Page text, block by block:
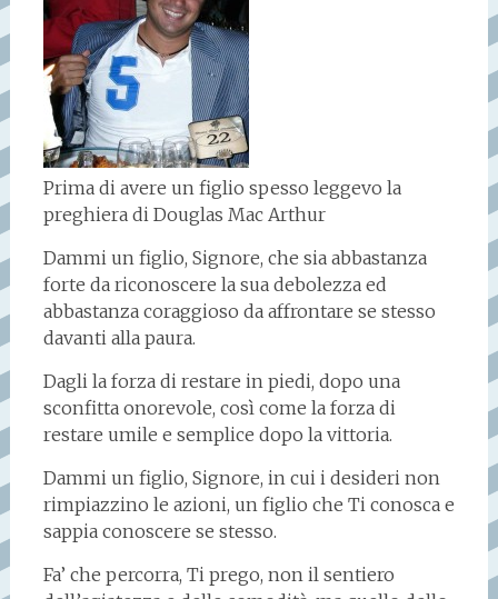
Prima di avere un figlio spesso leggevo la
preghiera di Douglas Mac Arthur
Dammi un figlio, Signore, che sia abbastanza
forte da riconoscere la sua debolezza ed
abbastanza coraggioso da affrontare se stesso
davanti alla paura.
Dagli la forza di restare in piedi, dopo una
sconfitta onorevole, così come la forza di
restare umile e semplice dopo la vittoria.
Dammi un figlio, Signore, in cui i desideri non
rimpiazzino le azioni, un figlio che Ti conosca e
sappia conoscere se stesso.
Fa’ che percorra, Ti prego, non il sentiero